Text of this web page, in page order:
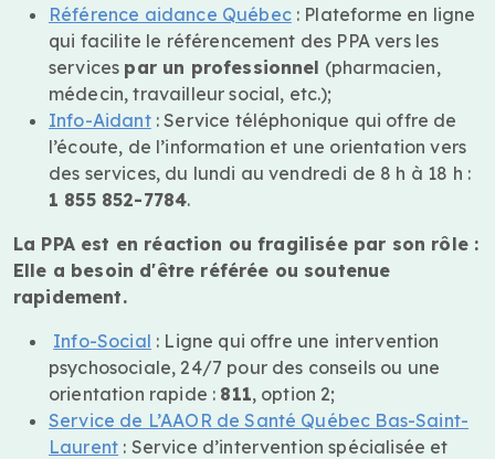
Référence aidance Québec: Plateforme en ligne
qui facilite le référencement des PPA vers les
services par un professionnel (pharmacien,
médecin, travailleur social, etc.);
Info-Aidant: Service téléphonique qui offre de
l’écoute, de l’information et une orientation vers
des services, du lundi au vendredi de 8 h à 18 h :
1 855 852-7784.
La PPA est en réaction ou fragilisée par son rôle :
Elle a besoin d'être référée ou soutenue
rapidement.
Info-Social : Ligne qui offre une intervention
psychosociale, 24/7 pour des conseils ou une
orientation rapide : 811, option 2;
Service de L’AAOR de Santé Québec Bas-Saint-
Laurent : Service d’intervention spécialisée et